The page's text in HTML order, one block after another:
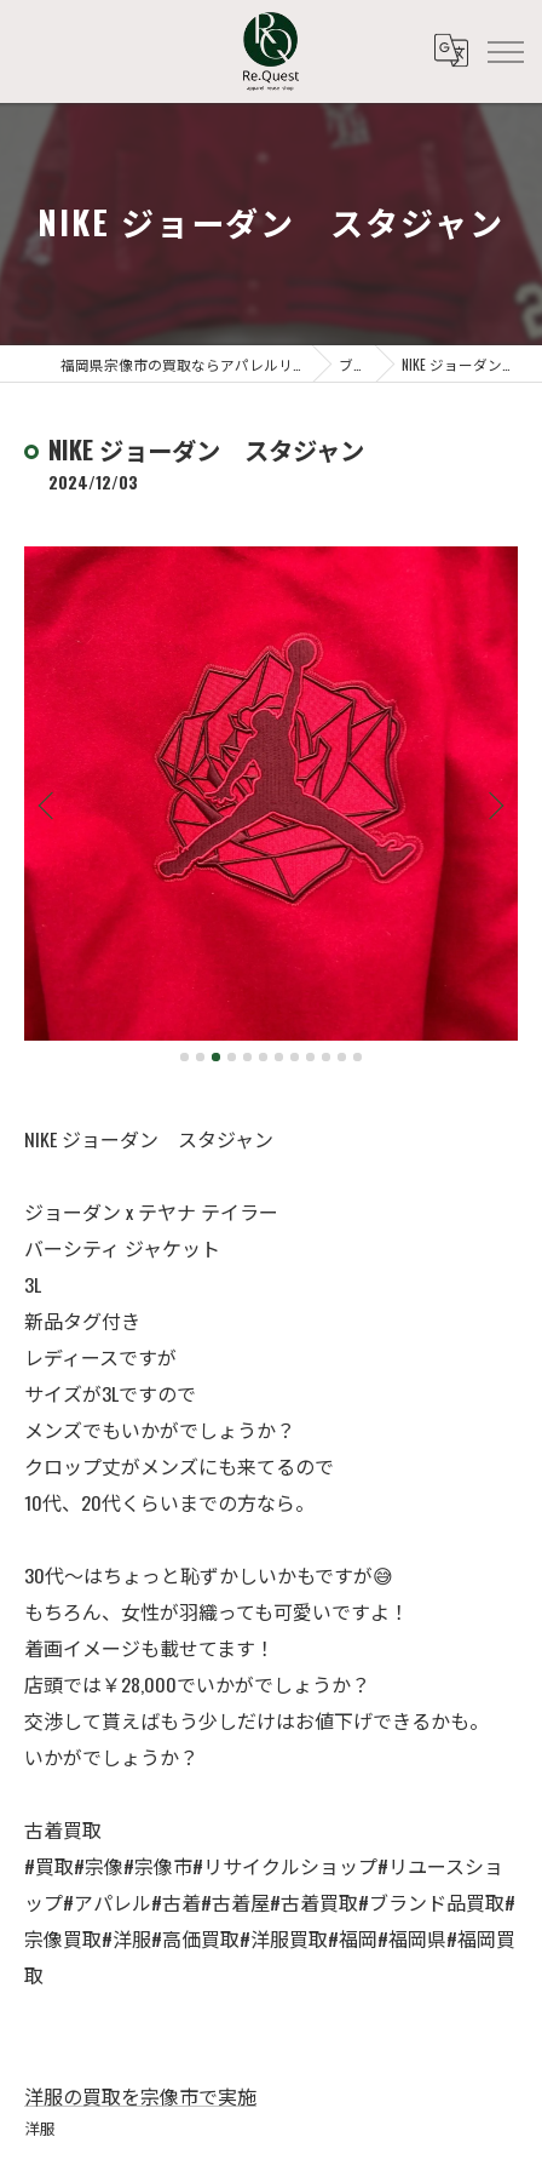
NIKE ジョーダン スタジャン
ブログ NIKE ジョーダン スタジャン
NIKE ジョーダン スタジャン
2024/12/03
NIKE ジョーダン スタジャン
ジョーダン x テヤナ テイラー
バーシティ ジャケット
3L
新品タグ付き
レディースですが
サイズが3Lですので
メンズでもいかがでしょうか？
クロップ丈がメンズにも来てるので
10代、20代くらいまでの方なら。
30代〜はちょっと恥ずかしいかもですが😅
もちろん、女性が羽織っても可愛いですよ！
着画イメージも載せてます！
店頭では￥28,000でいかがでしょうか？
交渉して貰えばもう少しだけはお値下げできるかも。
いかがでしょうか？
古着買取
#買取#宗像#宗像市#リサイクルショップ#リユースショ
ップ#アパレル#古着#古着屋#古着買取#ブランド品買取#
宗像買取#洋服#高価買取#洋服買取#福岡#福岡県#福岡買
取
洋服の買取を宗像市で実施
洋服